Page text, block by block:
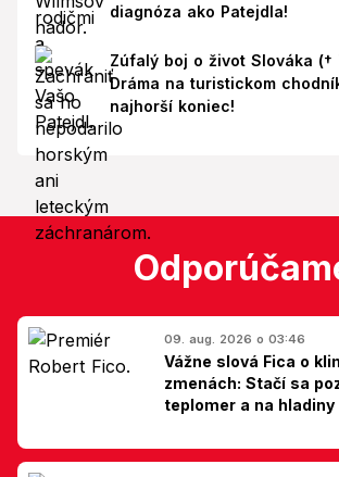
diagnóza ako Patejdla!
Zúfalý boj o život Slováka (†
Dráma na turistickom
najhorší koniec!
09. aug. 2026 o 03:46
Vážne slová Fica o
zmenách: Stačí sa
teplomer a na hladiny